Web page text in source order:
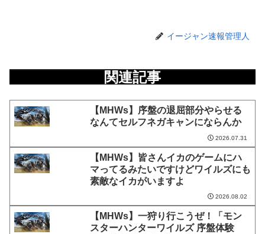
イージャン速報管理人
関連記事
【MHWs】序盤の退屈部分やらせる
なんてセルフネガキャンにならんか
2026.07.31
【MHWs】皆さんイカのゲームにハ
マってるみたいですけどワイルズにも
素敵なイカがいますよ
2026.08.02
【MHWs】一狩り行こうぜ！「モン
スターハンターワイルズ 序盤体験